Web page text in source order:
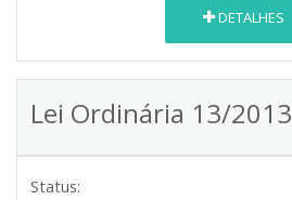
DETALHES
Lei Ordinária 13/2013
Status: